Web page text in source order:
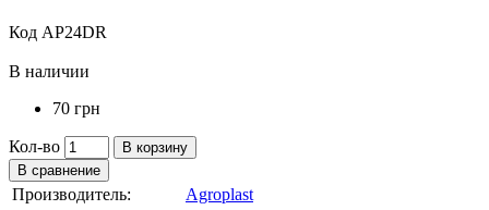
Код AP24DR
В наличии
70 грн
Кол-во
В корзину
В сравнение
Производитель:
Agroplast